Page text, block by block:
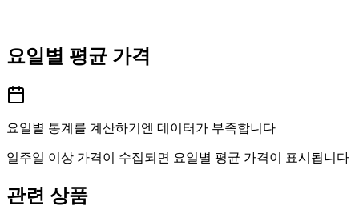
요일별 평균 가격
요일별 통계를 계산하기엔 데이터가 부족합니다
일주일 이상 가격이 수집되면 요일별 평균 가격이 표시됩니다
관련 상품